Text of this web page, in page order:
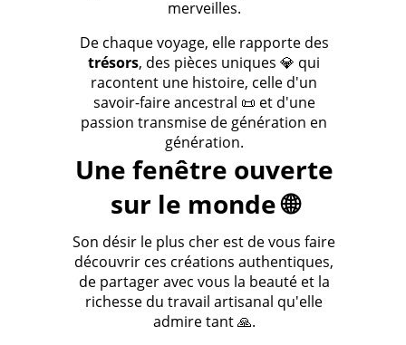
merveilles.
De chaque voyage, elle rapporte des
trésors, des pièces uniques 💎 qui
racontent une histoire, celle d'un
savoir-faire ancestral 📜 et d'une
passion transmise de génération en
génération.
Une fenêtre ouverte
sur le monde 🌐
Son désir le plus cher est de vous faire
découvrir ces créations authentiques,
de partager avec vous la beauté et la
richesse du travail artisanal qu'elle
admire tant 🙏.